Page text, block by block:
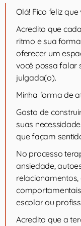
Olá! Fico feliz
Acredito que
ritmo e sua
oferecer um
você possa falar
julgada(o).
Minha forma de
Gosto de
suas
que façam
No processo
ansiedade,
escolar ou
Acredito que a